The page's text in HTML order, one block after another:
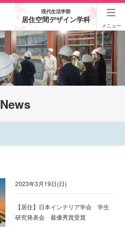
現代生活学部
居住空間デザイン学科
メニュー
News
2023年3月19日(日)
【居住】日本インテリア学会 学生
研究発表会 最優秀賞受賞